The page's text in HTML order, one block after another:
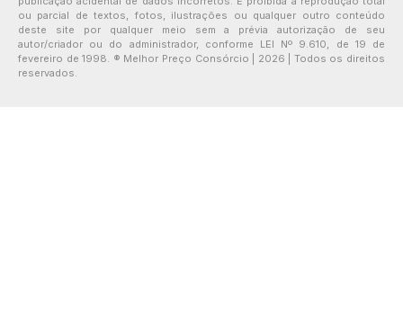
ou parcial de textos, fotos, ilustrações ou qualquer outro conteúdo
deste site por qualquer meio sem a prévia autorização de seu
autor/criador ou do administrador, conforme LEI Nº 9.610, de 19 de
fevereiro de 1998. ® Melhor Preço Consórcio | 2026 | Todos os direitos
reservados.